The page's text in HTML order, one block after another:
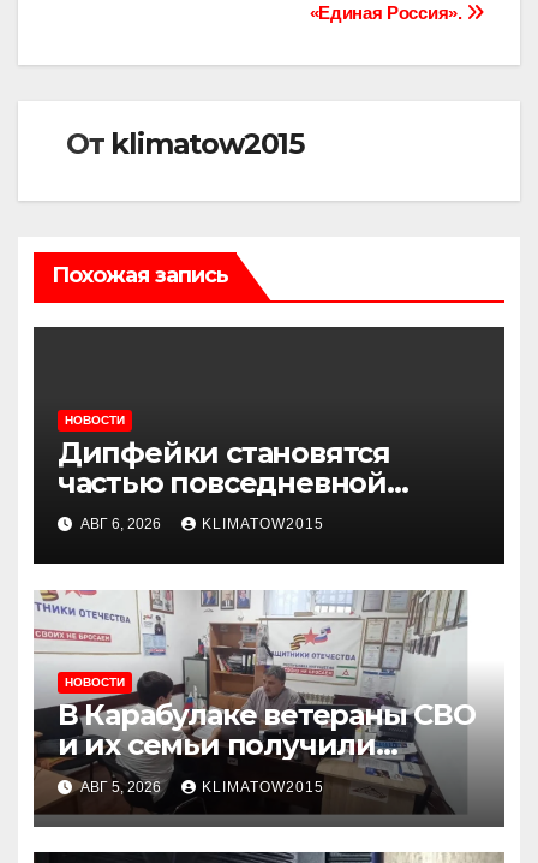
«Единая Россия».
От klimatow2015
Похожая запись
НОВОСТИ
Дипфейки становятся
частью повседневной
жизни: почему жителям
Ингушетии важно быть
внимательнее
АВГ 6, 2026 KLIMATOW2015
НОВОСТИ
В Карабулаке ветераны СВО
и их семьи получили
консультации в ходе
приема граждан
АВГ 5, 2026 KLIMATOW2015